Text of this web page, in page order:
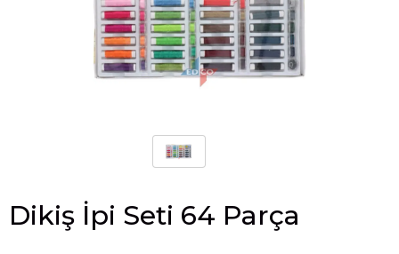
Dikiş İpi Seti 64 Parça